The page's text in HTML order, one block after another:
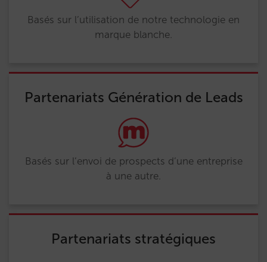
Basés sur l’utilisation de notre technologie en
marque blanche.
Partenariats Génération de Leads
Basés sur l’envoi de prospects d’une entreprise
à une autre.
Partenariats stratégiques